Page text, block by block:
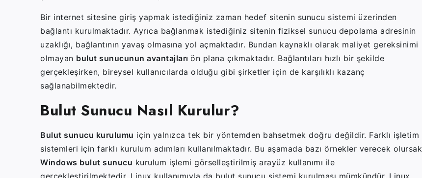
Bir internet sitesine giriş yapmak istediğiniz zaman hedef sitenin sunucu sistemi üzerinden
bağlantı kurulmaktadır. Ayrıca bağlanmak istediğiniz sitenin fiziksel sunucu depolama adresinin
uzaklığı, bağlantının yavaş olmasına yol açmaktadır. Bundan kaynaklı olarak maliyet gereksinimi
olmayan bulut sunucunun avantajları ön plana çıkmaktadır. Bağlantıları hızlı bir şekilde
gerçekleşirken, bireysel kullanıcılarda olduğu gibi şirketler için de karşılıklı kazanç
sağlanabilmektedir.
Bulut Sunucu Nasıl Kurulur?
Bulut sunucu kurulumu için yalnızca tek bir yöntemden bahsetmek doğru değildir. Farklı işletim
sistemleri için farklı kurulum adımları kullanılmaktadır. Bu aşamada bazı örnekler verecek olursak
Windows bulut sunucu kurulum işlemi görselleştirilmiş arayüz kullanımı ile
gerçekleştirilmektedir. Linux kullanımıyla da bulut sunucu sistemi kurulması mümkündür. Linux